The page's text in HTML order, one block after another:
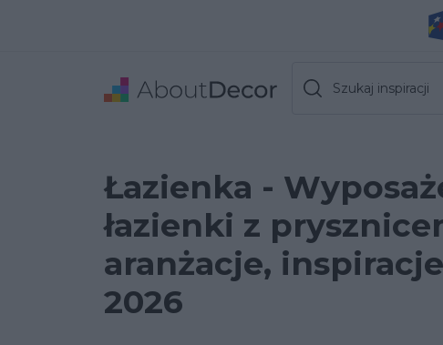
Szukaj inspiracji
Łazienka -
łazienki z
aranżacje, inspiracje
2026